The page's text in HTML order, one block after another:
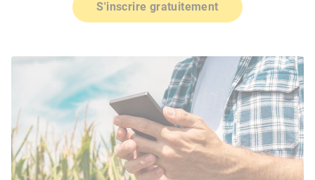
S'inscrire gratuitement